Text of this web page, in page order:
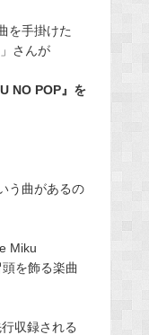
を手掛けた
さんが
NO POP』を
う曲があるの
Miku
を飾る楽曲
収録される